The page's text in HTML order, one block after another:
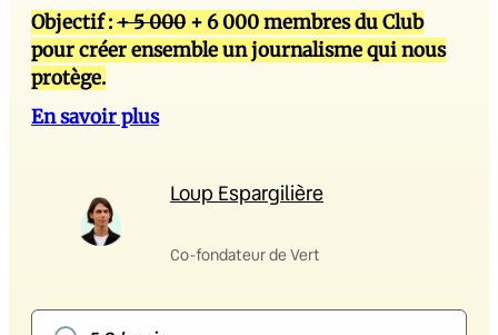
Objectif :+ 5 000 + 6 000 membres du Club
pour créer ensemble un journalisme qui nous
protège.
En savoir plus
Loup Espargilière
Co-fondateur de Vert